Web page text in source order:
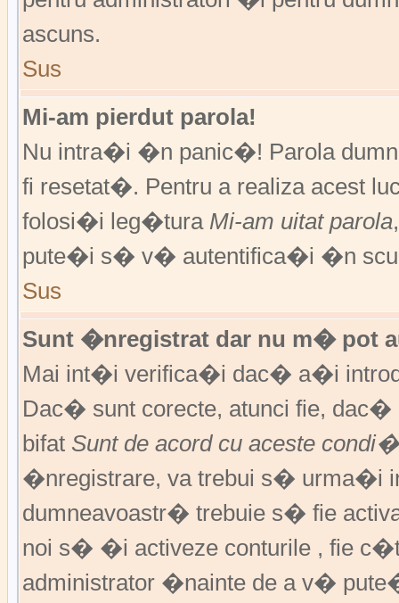
ascuns.
Sus
Mi-am pierdut parola!
Nu intra�i �n panic�! Parola
fi resetat�. Pentru a realiza acest
folosi�i leg�tura Mi-am uitat parola
pute�i s� v� autentifica�i �n
Sus
Sunt �nregistrat dar nu m� pot
Mai int�i verifica�i dac� a�i
Dac� sunt corecte, atunci fie,
bifat Sunt de acord cu aceste
�nregistrare, va trebui s� urma�i
dumneavoastr� trebuie s� fie
noi s� �i activeze conturile , fie
administrator �nainte de a v�